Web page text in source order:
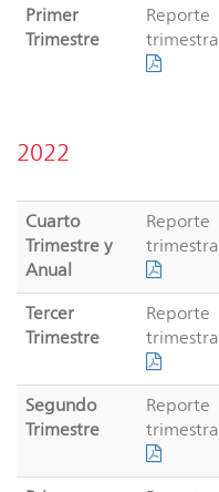
Primer
Trimestre
Reporte
trimestral
2022
Cuarto
Trimestre y
Anual
Reporte
trimestral
Tercer
Trimestre
Reporte
trimestral
Segundo
Trimestre
Reporte
trimestral